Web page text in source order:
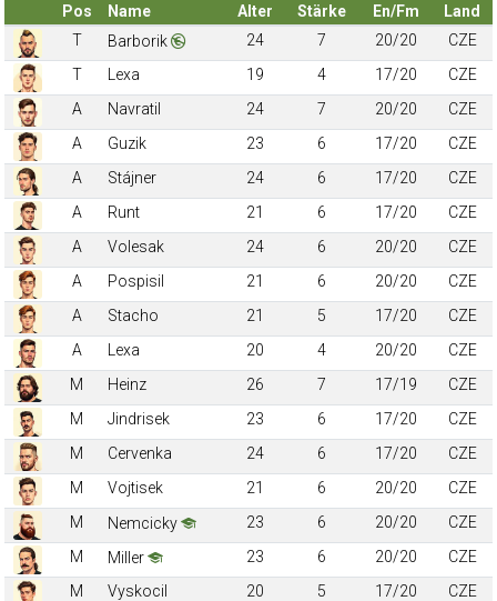
Pos Name Alter Stärke En/Fm
Land
T
Barborik 24 7 20/20
CZE
T
Lexa 19 4 17/20
CZE
A
Navratil 24 7 20/20
CZE
A
Guzik 23 6 17/20
CZE
A
Stájner 24 6 17/20
CZE
A
Runt 21 6 17/20
CZE
A
Volesak 24 6 20/20
CZE
A
Pospisil 21 6 20/20
CZE
A
Stacho 21 5 17/20
CZE
A
Lexa 20 4 20/20
CZE
M
Heinz 26 7 17/19
CZE
M
Jindrisek 23 6 17/20
CZE
M
Cervenka 24 6 17/20
CZE
M
Vojtisek 21 6 20/20
CZE
M
Nemcicky 23 6 20/20
CZE
M
Miller 23 6 20/20
CZE
M
Vyskocil 20 5 17/20
CZE